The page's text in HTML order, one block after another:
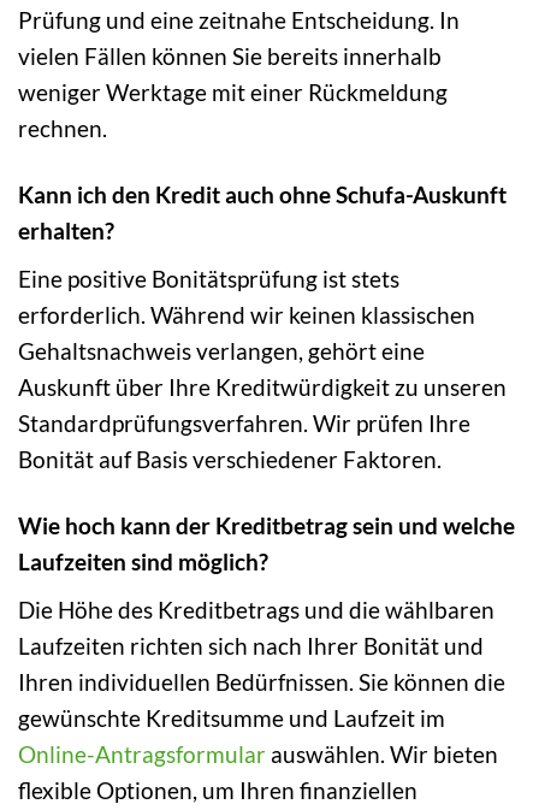
Prüfung und eine zeitnahe Entscheidung. In
vielen Fällen können Sie bereits innerhalb
weniger Werktage mit einer Rückmeldung
rechnen.
Kann ich den Kredit auch ohne Schufa-Auskunft
erhalten?
Eine positive Bonitätsprüfung ist stets
erforderlich. Während wir keinen klassischen
Gehaltsnachweis verlangen, gehört eine
Auskunft über Ihre Kreditwürdigkeit zu unseren
Standardprüfungsverfahren. Wir prüfen Ihre
Bonität auf Basis verschiedener Faktoren.
Wie hoch kann der Kreditbetrag sein und welche
Laufzeiten sind möglich?
Die Höhe des Kreditbetrags und die wählbaren
Laufzeiten richten sich nach Ihrer Bonität und
Ihren individuellen Bedürfnissen. Sie können die
gewünschte Kreditsumme und Laufzeit im
Online-Antragsformular auswählen. Wir bieten
flexible Optionen, um Ihren finanziellen